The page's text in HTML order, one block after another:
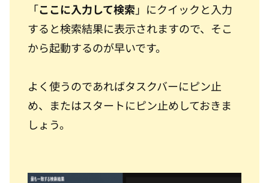
「ここに入力して検索 」にクイックと入力
すると検索結果に表示されますので、そこ
から起動するのが早いです。
よく使うのであればタスクバーにピン止
め、またはスタートにピン止めしておきま
しょう。